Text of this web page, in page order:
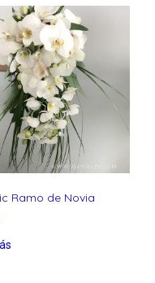
Ramo de Novia